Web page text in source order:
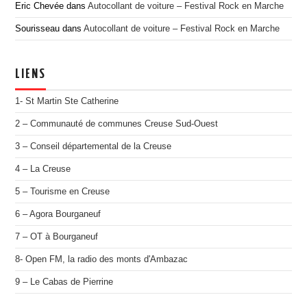
Eric Chevée dansAutocollant de voiture – Festival Rock en Marche
Sourisseau dansAutocollant de voiture – Festival Rock en Marche
LIENS
1- St Martin Ste Catherine
2 – Communauté de communes Creuse Sud-Ouest
3 – Conseil départemental de la Creuse
4 – La Creuse
5 – Tourisme en Creuse
6 – Agora Bourganeuf
7 – OT à Bourganeuf
8- Open FM, la radio des monts d'Ambazac
9 – Le Cabas de Pierrine